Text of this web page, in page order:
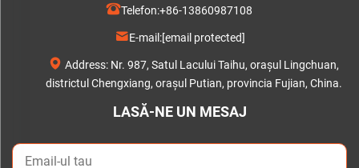
Telefon:+86-13860987108
E-mail:[email protected]
Address: Nr. 987, Satul Lacului Taihu, orașul Lingchuan,
districtul Chengxiang, orașul Putian, provincia Fujian, China.
LASĂ-NE UN MESAJ